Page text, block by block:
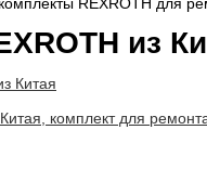
из
Китая
комплект для